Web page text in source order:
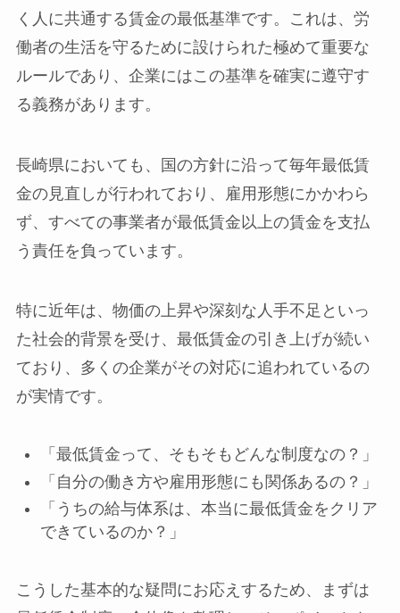
く人に共通する賃金の最低基準です。これは、労
働者の生活を守るために設けられた極めて重要な
ルールであり、企業にはこの基準を確実に遵守す
る義務があります。
長崎県においても、国の方針に沿って毎年最低賃
金の見直しが行われており、雇用形態にかかわら
ず、すべての事業者が最低賃金以上の賃金を支払
う責任を負っています。
特に近年は、物価の上昇や深刻な人手不足といっ
た社会的背景を受け、最低賃金の引き上げが続い
ており、多くの企業がその対応に追われているの
が実情です。
「最低賃金って、そもそもどんな制度なの？」
「自分の働き方や雇用形態にも関係あるの？」
「うちの給与体系は、本当に最低賃金をクリア
できているのか？」
こうした基本的な疑問にお応えするため、まずは